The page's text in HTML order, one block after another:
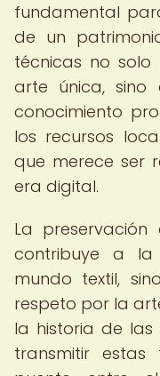
fundamental
de un
técnicas no
arte única, sino
conocimiento
los recursos
que merece ser
era digital.
La
contribuye a
mundo textil,
respeto por la
la historia de las
transmitir estas